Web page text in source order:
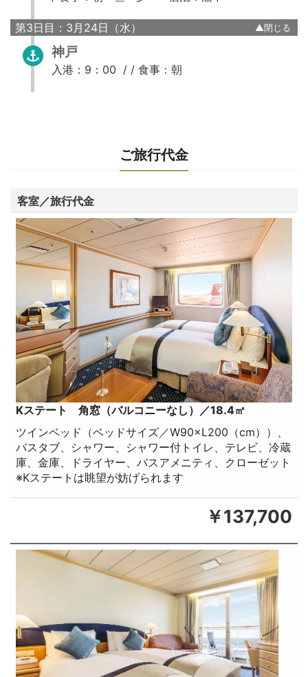
第3日目：3月24日（水）
神戸
入港：9：00 / / 食事：朝
ご旅行代金
客室／旅行代金
Kステート 角窓（バルコニーなし）／18.4㎡
ツインベッド（ベッドサイズ／W90×L200（cm））、
バスタブ、シャワー、シャワー付トイレ、テレビ、冷蔵
庫、金庫、ドライヤー、バスアメニティ、クローゼット
※Kステートは眺望が妨げられます
￥137,700